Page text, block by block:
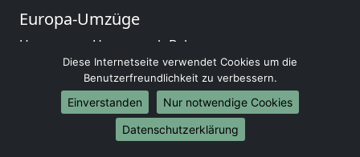
Europa-Umzüge
Umzug von Hagen nach Belarus
Umzug von Hagen nach Belgien
Umzug von Hagen nach Bulgarien
Umzug von Hagen nach Dänemark
Umzug von Hagen nach England
Umzug von Hagen nach Portugal
Diese Internetseite verwendet Cookies um die
Benutzerfreundlichkeit zu verbessern.
Einverstanden
Nur notwendige Cookies
Datenschutzerklärung